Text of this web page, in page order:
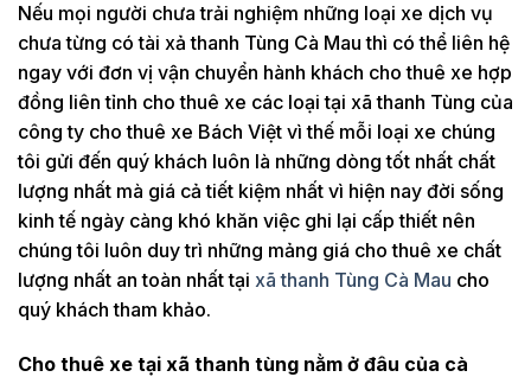
Nếu mọi người chưa trải nghiệm những loại xe dịch vụ
chưa từng có tài xả thanh Tùng Cà Mau thì có thể liên hệ
ngay với đơn vị vận chuyển hành khách cho thuê xe hợp
đồng liên tỉnh cho thuê xe các loại tại xã thanh Tùng của
công ty cho thuê xe Bách Việt vì thế mỗi loại xe chúng
tôi gửi đến quý khách luôn là những dòng tốt nhất chất
lượng nhất mà giá cả tiết kiệm nhất vì hiện nay đời sống
kinh tế ngày càng khó khăn việc ghi lại cấp thiết nên
chúng tôi luôn duy trì những mảng giá cho thuê xe chất
lượng nhất an toàn nhất tại xã thanh Tùng Cà Mau cho
quý khách tham khảo.
Cho thuê xe tại xã thanh tùng nằm ở đâu của cà